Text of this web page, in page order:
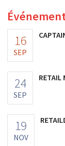
16
SEP
24
SEP
RETAIL
19
NOV